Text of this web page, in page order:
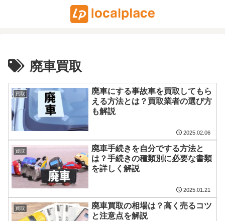
廃車買取
買取
廃車にする事故車を買取してもら
える方法とは？買取業者の選び方
も解説
2025.02.06
買取
廃車手続きを自分でする方法と
は？手続きの種類別に必要な書類
を詳しく解説
2025.01.21
買取
廃車買取の相場は？高く売るコツ
と注意点を解説